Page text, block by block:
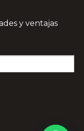
y ventajas